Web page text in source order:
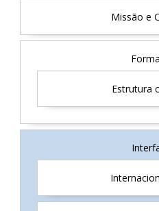
Missão e
Estrutura